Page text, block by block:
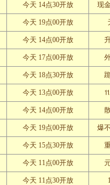
今天 14点30开放 现
今天 19点00开放
今天 14点00开放
今天 17点00开放
今天 18点30开放
今天 13点00开放
今天 14点00开放
今天 19点00开放 爆
今天 15点30开放
今天 11点00开放
今天 11点30开放